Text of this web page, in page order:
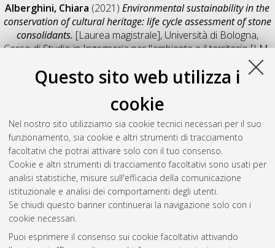
Questo sito web utilizza i
cookie
Nel nostro sito utilizziamo sia cookie tecnici necessari per il suo
funzionamento, sia cookie e altri strumenti di tracciamento
facoltativi che potrai attivare solo con il tuo consenso.
Cookie e altri strumenti di tracciamento facoltativi sono usati per
analisi statistiche, misure sull'efficacia della comunicazione
istituzionale e analisi dei comportamenti degli utenti.
Se chiudi questo banner continuerai la navigazione solo con i
cookie necessari.
Puoi esprimere il consenso sui cookie facoltativi attivando
Alberghini, Chiara (2021)Environmental sustainability in the
conservation of cultural heritage: life cycle assessment of stone
consolidants. [Laurea magistrale], Università di Bologna,
Corso di Studio inIngegneria per l'ambiente e il territorio [LM-
Salva citazione
Condividi
Il full-text non è disponibile per scelta dell'autore. (
Abstract
Altri metadati
Gestione del documento:
Atom